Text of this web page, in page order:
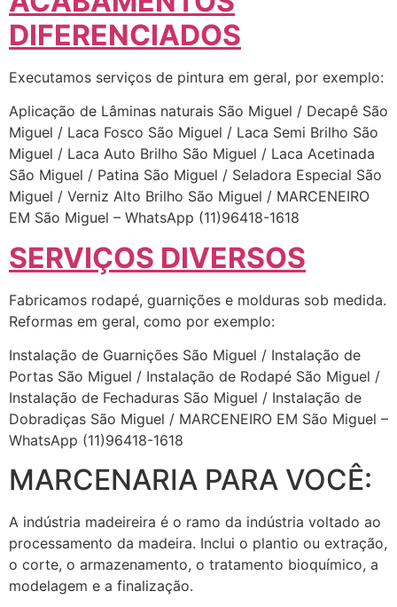
DIFERENCIADOS
Executamos serviços de pintura em geral, por exemplo:
Aplicação de Lâminas naturais São Miguel / Decapê São
Miguel / Laca Fosco São Miguel / Laca Semi Brilho São
Miguel / Laca Auto Brilho São Miguel / Laca Acetinada
São Miguel / Patina São Miguel / Seladora Especial São
Miguel / Verniz Alto Brilho São Miguel / MARCENEIRO
EM São Miguel – WhatsApp (11)96418-1618
SERVIÇOS DIVERSOS
Fabricamos rodapé, guarnições e molduras sob medida.
Reformas em geral, como por exemplo:
Instalação de Guarnições São Miguel / Instalação de
Portas São Miguel / Instalação de Rodapé São Miguel /
Instalação de Fechaduras São Miguel / Instalação de
Dobradiças São Miguel / MARCENEIRO EM São Miguel –
WhatsApp (11)96418-1618
MARCENARIA PARA VOCÊ:
A indústria madeireira é o ramo da indústria voltado ao
processamento da madeira. Inclui o plantio ou extração,
o corte, o armazenamento, o tratamento bioquímico, a
modelagem e a finalização.